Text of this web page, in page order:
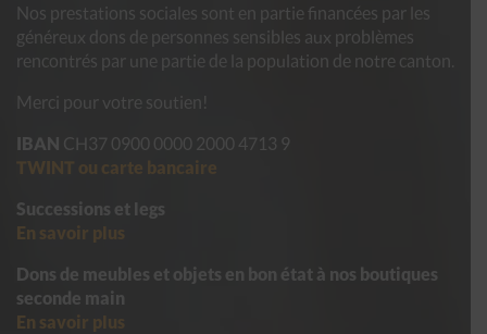
Nos prestations sociales sont en partie financées par les
généreux dons de personnes sensibles aux problèmes
rencontrés par une partie de la population de notre canton.
Merci pour votre soutien!
IBAN CH37 0900 0000 2000 4713 9
TWINT ou carte bancaire
Successions et legs
En savoir plus
Dons de meubles et objets en bon état à nos boutiques
seconde main
En savoir plus